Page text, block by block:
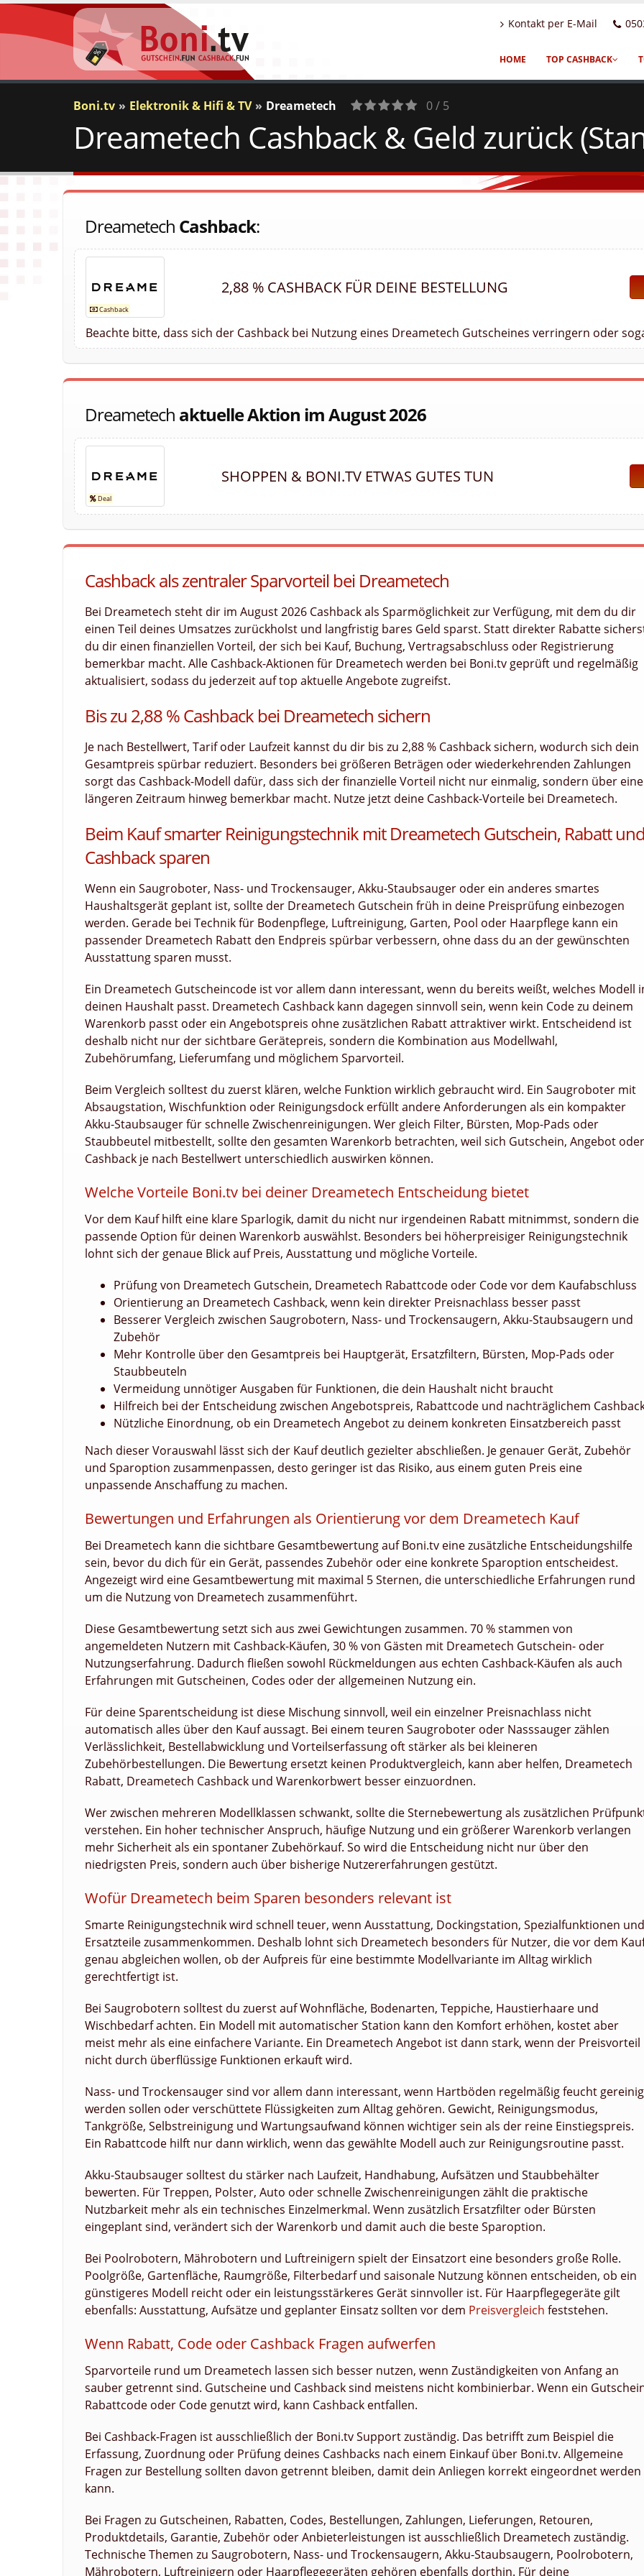
Kontakt per E-Mail
HOME TOP CASHBACK
Boni.tv Elektronik & Hifi & TV Dreametech
Votes
0 / 5
Dreametech Cashback & Geld zurück
Dreametech Cashback:
2,88 % CASHBACK FÜR DEINE BESTELLUNG
Beachte bitte, dass sich der Cashback bei Nutzung eines Dreametech Gutscheines verringern oder
Dreametech aktuelle Aktion im August 2026
SHOPPEN & BONI.TV ETWAS GUTES TUN
Cashback als zentraler Sparvorteil bei Dreametech
Bei Dreametech steht dir im August 2026 Cashback als Sparmöglichkeit zur Verfügung, mit dem du dir
einen Teil deines Umsatzes zurückholst und langfristig bares Geld sparst. Statt direkter Rabatte
du dir einen finanziellen Vorteil, der sich bei Kauf, Buchung, Vertragsabschluss oder Registrierung
bemerkbar macht. Alle Cashback-Aktionen für Dreametech werden bei Boni.tv geprüft und regelmäßig
aktualisiert, sodass du jederzeit auf top aktuelle Angebote zugreifst.
Bis zu 2,88 % Cashback bei Dreametech sichern
Je nach Bestellwert, Tarif oder Laufzeit kannst du dir bis zu 2,88 % Cashback sichern, wodurch sich dein
Gesamtpreis spürbar reduziert. Besonders bei größeren Beträgen oder wiederkehrenden Zahlungen
sorgt das Cashback-Modell dafür, dass sich der finanzielle Vorteil nicht nur einmalig, sondern über
längeren Zeitraum hinweg bemerkbar macht. Nutze jetzt deine Cashback-Vorteile bei Dreametech.
Beim Kauf smarter Reinigungstechnik mit Dreametech Gutschein, Rabatt
Cashback sparen
Wenn ein Saugroboter, Nass- und Trockensauger, Akku-Staubsauger oder ein anderes smartes
Haushaltsgerät geplant ist, sollte der Dreametech Gutschein früh in deine Preisprüfung einbezogen
werden. Gerade bei Technik für Bodenpflege, Luftreinigung, Garten, Pool oder Haarpflege kann ein
passender Dreametech Rabatt den Endpreis spürbar verbessern, ohne dass du an der gewünschten
Ausstattung sparen musst.
Ein Dreametech Gutscheincode ist vor allem dann interessant, wenn du bereits weißt, welches Modell
deinen Haushalt passt. Dreametech Cashback kann dagegen sinnvoll sein, wenn kein Code zu deinem
Warenkorb passt oder ein Angebotspreis ohne zusätzlichen Rabatt attraktiver wirkt. Entscheidend ist
deshalb nicht nur der sichtbare Gerätepreis, sondern die Kombination aus Modellwahl,
Zubehörumfang, Lieferumfang und möglichem Sparvorteil.
Beim Vergleich solltest du zuerst klären, welche Funktion wirklich gebraucht wird. Ein Saugroboter mit
Absaugstation, Wischfunktion oder Reinigungsdock erfüllt andere Anforderungen als ein kompakter
Akku-Staubsauger für schnelle Zwischenreinigungen. Wer gleich Filter, Bürsten, Mop-Pads oder
Staubbeutel mitbestellt, sollte den gesamten Warenkorb betrachten, weil sich Gutschein, Angebot oder
Cashback je nach Bestellwert unterschiedlich auswirken können.
Welche Vorteile Boni.tv bei deiner Dreametech Entscheidung bietet
Vor dem Kauf hilft eine klare Sparlogik, damit du nicht nur irgendeinen Rabatt mitnimmst, sondern die
passende Option für deinen Warenkorb auswählst. Besonders bei höherpreisiger Reinigungstechnik
lohnt sich der genaue Blick auf Preis, Ausstattung und mögliche Vorteile.
Prüfung von Dreametech Gutschein, Dreametech Rabattcode oder Code vor dem Kaufabschluss
Orientierung an Dreametech Cashback, wenn kein direkter Preisnachlass besser passt
Besserer Vergleich zwischen Saugrobotern, Nass- und Trockensaugern, Akku-Staubsaugern und
Zubehör
Mehr Kontrolle über den Gesamtpreis bei Hauptgerät, Ersatzfiltern, Bürsten, Mop-Pads oder
Staubbeuteln
Vermeidung unnötiger Ausgaben für Funktionen, die dein Haushalt nicht braucht
Hilfreich bei der Entscheidung zwischen Angebotspreis, Rabattcode und nachträglichem
Nützliche Einordnung, ob ein Dreametech Angebot zu deinem konkreten Einsatzbereich passt
Nach dieser Vorauswahl lässt sich der Kauf deutlich gezielter abschließen. Je genauer Gerät, Zubehör
und Sparoption zusammenpassen, desto geringer ist das Risiko, aus einem guten Preis eine
unpassende Anschaffung zu machen.
Bewertungen und Erfahrungen als Orientierung vor dem Dreametech Kauf
Bei Dreametech kann die sichtbare Gesamtbewertung auf Boni.tv eine zusätzliche Entscheidungshilfe
sein, bevor du dich für ein Gerät, passendes Zubehör oder eine konkrete Sparoption entscheidest.
Angezeigt wird eine Gesamtbewertung mit maximal 5 Sternen, die unterschiedliche Erfahrungen rund
um die Nutzung von Dreametech zusammenführt.
Diese Gesamtbewertung setzt sich aus zwei Gewichtungen zusammen. 70 % stammen von
angemeldeten Nutzern mit Cashback-Käufen, 30 % von Gästen mit Dreametech Gutschein- oder
Nutzungserfahrung. Dadurch fließen sowohl Rückmeldungen aus echten Cashback-Käufen als auch
Erfahrungen mit Gutscheinen, Codes oder der allgemeinen Nutzung ein.
Für deine Sparentscheidung ist diese Mischung sinnvoll, weil ein einzelner Preisnachlass nicht
automatisch alles über den Kauf aussagt. Bei einem teuren Saugroboter oder Nasssauger zählen
Verlässlichkeit, Bestellabwicklung und Vorteilserfassung oft stärker als bei kleineren
Zubehörbestellungen. Die Bewertung ersetzt keinen Produktvergleich, kann aber helfen, Dreametech
Rabatt, Dreametech Cashback und Warenkorbwert besser einzuordnen.
Wer zwischen mehreren Modellklassen schwankt, sollte die Sternebewertung als zusätzlichen
verstehen. Ein hoher technischer Anspruch, häufige Nutzung und ein größerer Warenkorb verlangen
mehr Sicherheit als ein spontaner Zubehörkauf. So wird die Entscheidung nicht nur über den
niedrigsten Preis, sondern auch über bisherige Nutzererfahrungen gestützt.
Wofür Dreametech beim Sparen besonders relevant ist
Smarte Reinigungstechnik wird schnell teuer, wenn Ausstattung, Dockingstation, Spezialfunktionen und
Ersatzteile zusammenkommen. Deshalb lohnt sich Dreametech besonders für Nutzer, die vor dem
genau abgleichen wollen, ob der Aufpreis für eine bestimmte Modellvariante im Alltag wirklich
gerechtfertigt ist.
Bei Saugrobotern solltest du zuerst auf Wohnfläche, Bodenarten, Teppiche, Haustierhaare und
Wischbedarf achten. Ein Modell mit automatischer Station kann den Komfort erhöhen, kostet aber
meist mehr als eine einfachere Variante. Ein Dreametech Angebot ist dann stark, wenn der Preisvorteil
nicht durch überflüssige Funktionen erkauft wird.
Nass- und Trockensauger sind vor allem dann interessant, wenn Hartböden regelmäßig feucht
werden sollen oder verschüttete Flüssigkeiten zum Alltag gehören. Gewicht, Reinigungsmodus,
Tankgröße, Selbstreinigung und Wartungsaufwand können wichtiger sein als der reine Einstiegspreis.
Ein Rabattcode hilft nur dann wirklich, wenn das gewählte Modell auch zur Reinigungsroutine passt.
Akku-Staubsauger solltest du stärker nach Laufzeit, Handhabung, Aufsätzen und Staubbehälter
bewerten. Für Treppen, Polster, Auto oder schnelle Zwischenreinigungen zählt die praktische
Nutzbarkeit mehr als ein technisches Einzelmerkmal. Wenn zusätzlich Ersatzfilter oder Bürsten
eingeplant sind, verändert sich der Warenkorb und damit auch die beste Sparoption.
Bei Poolrobotern, Mährobotern und Luftreinigern spielt der Einsatzort eine besonders große Rolle.
Poolgröße, Gartenfläche, Raumgröße, Filterbedarf und saisonale Nutzung können entscheiden, ob ein
günstigeres Modell reicht oder ein leistungsstärkeres Gerät sinnvoller ist. Für Haarpflegegeräte gilt
ebenfalls: Ausstattung, Aufsätze und geplanter Einsatz sollten vor dem Preisvergleich feststehen.
Wenn Rabatt, Code oder Cashback Fragen aufwerfen
Sparvorteile rund um Dreametech lassen sich besser nutzen, wenn Zuständigkeiten von Anfang an
sauber getrennt sind. Gutscheine und Cashback sind meistens nicht kombinierbar. Wenn ein
Rabattcode oder Code genutzt wird, kann Cashback entfallen.
Bei Cashback-Fragen ist ausschließlich der Boni.tv Support zuständig. Das betrifft zum Beispiel die
Erfassung, Zuordnung oder Prüfung deines Cashbacks nach einem Einkauf über Boni.tv. Allgemeine
Fragen zur Bestellung sollten davon getrennt bleiben, damit dein Anliegen korrekt eingeordnet werden
kann.
Bei Fragen zu Gutscheinen, Rabatten, Codes, Bestellungen, Zahlungen, Lieferungen, Retouren,
Produktdetails, Garantie, Zubehör oder Anbieterleistungen ist ausschließlich Dreametech zuständig.
Technische Themen zu Saugrobotern, Nass- und Trockensaugern, Akku-Staubsaugern, Poolrobotern,
Mährobotern, Luftreinigern oder Haarpflegegeräten gehören ebenfalls dorthin. Für deine